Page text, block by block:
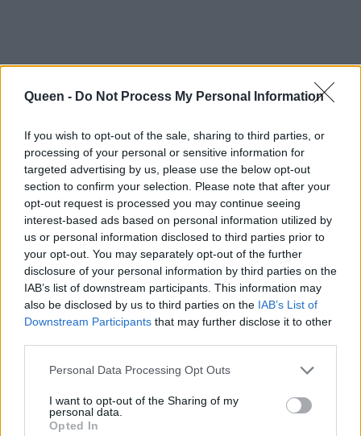
Queen - Do Not Process My Personal Information
If you wish to opt-out of the sale, sharing to third parties, or
processing of your personal or sensitive information for
targeted advertising by us, please use the below opt-out
section to confirm your selection. Please note that after your
opt-out request is processed you may continue seeing
interest-based ads based on personal information utilized by
us or personal information disclosed to third parties prior to
your opt-out. You may separately opt-out of the further
disclosure of your personal information by third parties on the
IAB’s list of downstream participants. This information may
also be disclosed by us to third parties on the IAB’s List of
Downstream Participants that may further disclose it to other
Personal Data Processing Opt Outs
I want to opt-out of the Sharing of my
personal data.
Opted In
Το κραγιόν (είναι αυτό που βλέπεις
παραπάνω) θα είναι μέρος της «Le Marc Lip
Crème Collection» που θα διατίθεται
αποκλειστικά στα Harrods και θα κοστίζει
γύρω στις 24 λίρες ( περίπου 31 ευρώ).